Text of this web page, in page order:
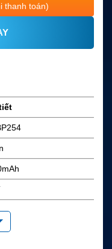
thanh toán)
21.89Wh